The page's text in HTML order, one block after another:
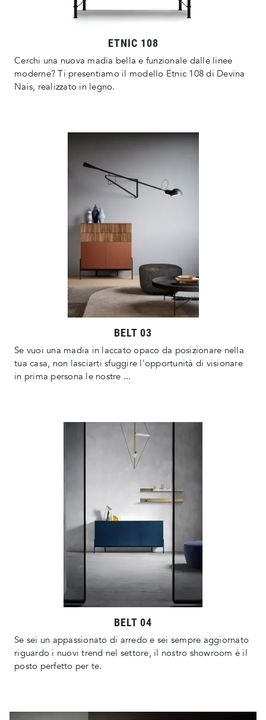
ETNIC 108
Cerchi una nuova madia bella e funzionale dalle linee
moderne? Ti presentiamo il modello Etnic 108 di Devina
Nais, realizzato in legno.
BELT 03
Se vuoi una madia in laccato opaco da posizionare nella
tua casa, non lasciarti sfuggire l'opportunità di visionare
in prima persona le nostre ...
BELT 04
Se sei un appassionato di arredo e sei sempre aggiornato
riguardo i nuovi trend nel settore, il nostro showroom è il
posto perfetto per te.